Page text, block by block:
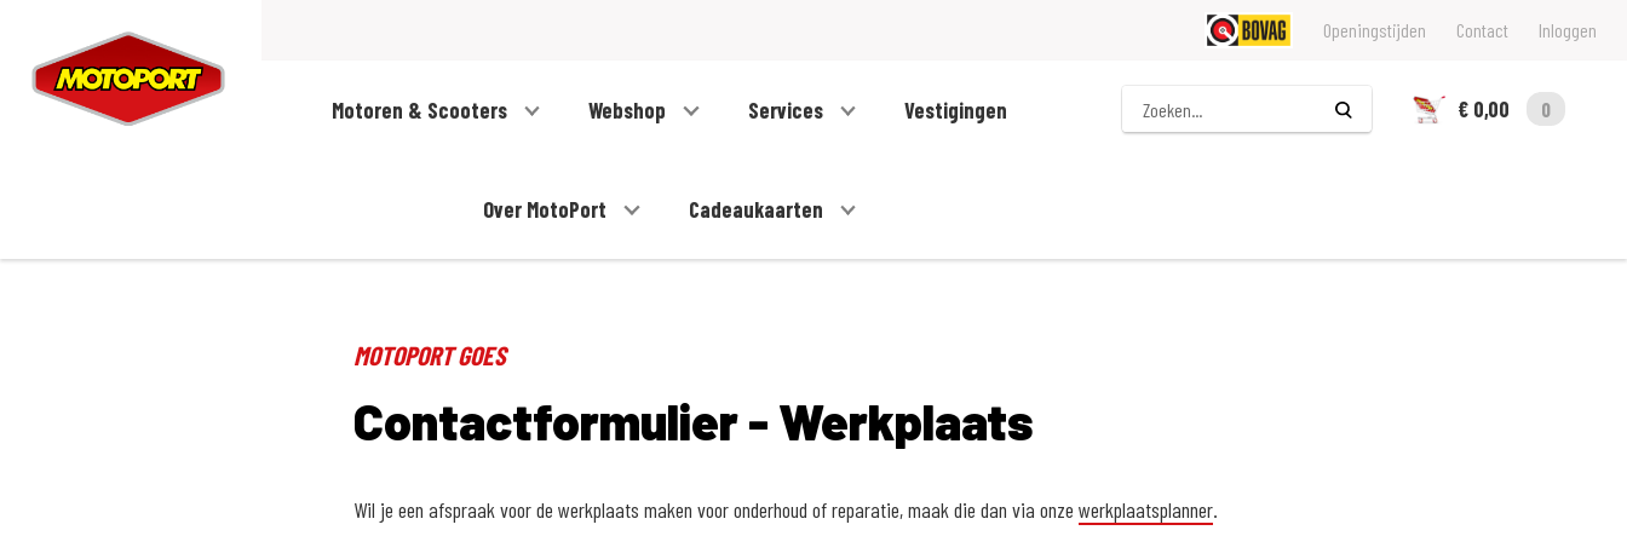
Openingstijden Contact Inloggen
Motoren & Scooters Webshop Services Vestigingen
Over MotoPort Cadeaukaarten
Zoeken
€ 0,00
0
MOTOPORT GOES
Contactformulier - Werkplaats
Wil je een afspraak voor de werkplaats maken voor onderhoud of reparatie, maak die dan via onze werkplaatsplanner.